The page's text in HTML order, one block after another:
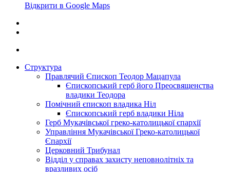
Відкрити в Google Maps
Структура
Правлячий Єпископ Теодор Мацапула
Єпископський герб його Преосвященства
владики Теодора
Помічний єпископ владика Ніл
Єпископський герб владики Ніла
Герб Мукачівської греко-католицької єпархії
Управління Мукачівської Греко-католицької
Єпархії
Церковний Трибунал
Відділ у справах захисту неповнолітніх та
вразливих осіб